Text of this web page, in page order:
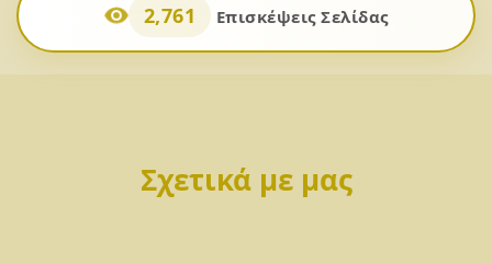
2,761 Επισκέψεις Σελίδας
Σχετικά με μας